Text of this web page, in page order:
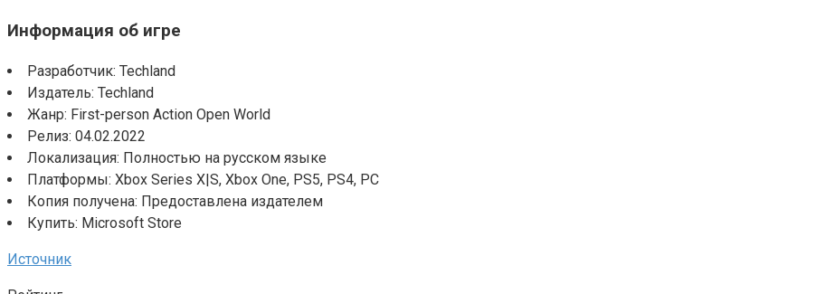
Информация об игре
Разработчик: Techland
Издатель: Techland
Жанр: First-person Action Open World
Релиз: 04.02.2022
Локализация: Полностью на русском языке
Платформы: Xbox Series X|S, Xbox One, PS5, PS4, PC
Копия получена: Предоставлена издателем
Купить: Microsoft Store
Источник